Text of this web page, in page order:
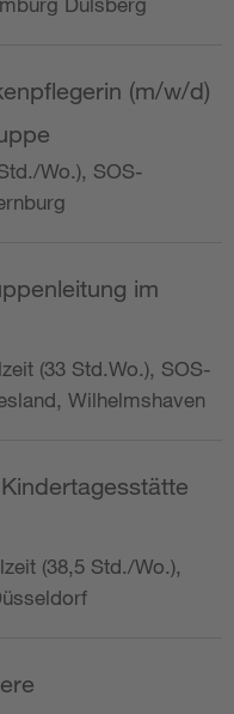
(m/w/d)
Wo.), SOS-
im
(33 Std.Wo.), SOS-
Wilhelmshaven
(38,5 Std./Wo.),